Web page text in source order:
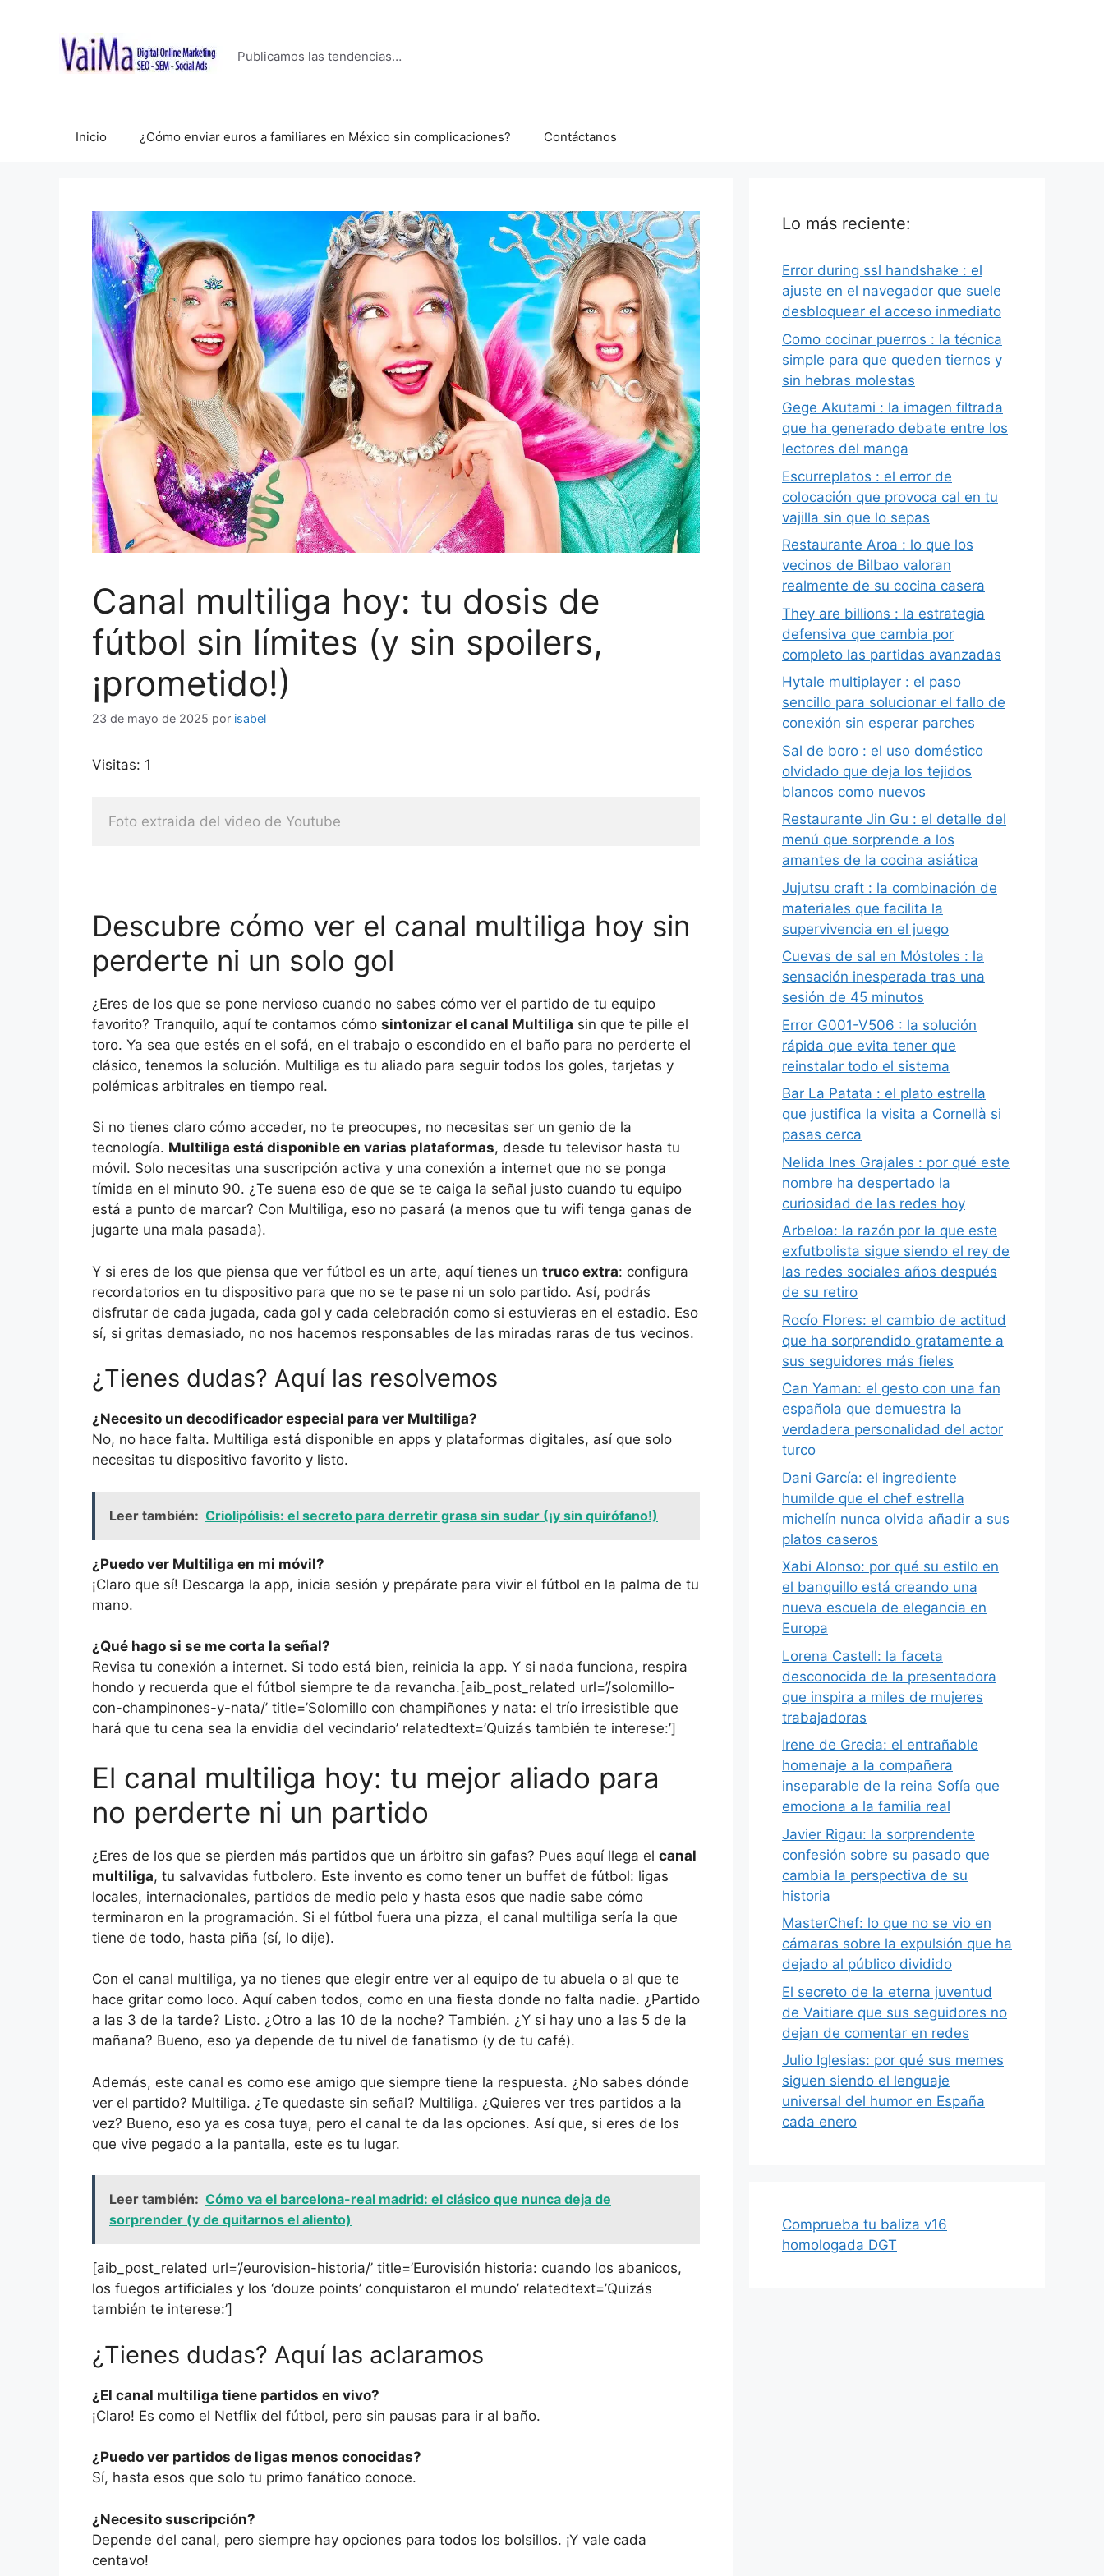
contenido
Publicamos las tendencias…
Inicio ¿Cómo enviar euros a familiares en México sin complicaciones? Contáctanos
Canal multiliga hoy: tu dosis de
fútbol sin límites (y sin spoilers,
¡prometido!)
23 de mayo de 2025 por isabel
Visitas: 1
Foto extraida del video de Youtube
Descubre cómo ver el canal multiliga hoy sin
perderte ni un solo gol
¿Eres de los que se pone nervioso cuando no sabes cómo ver el partido de tu equipo
favorito? Tranquilo, aquí te contamos cómo sintonizar el canal Multiliga sin que te pille el
toro. Ya sea que estés en el sofá, en el trabajo o escondido en el baño para no perderte el
clásico, tenemos la solución. Multiliga es tu aliado para seguir todos los goles, tarjetas y
polémicas arbitrales en tiempo real.
Si no tienes claro cómo acceder, no te preocupes, no necesitas ser un genio de la
tecnología. Multiliga está disponible en varias plataformas, desde tu televisor hasta tu
móvil. Solo necesitas una suscripción activa y una conexión a internet que no se ponga
tímida en el minuto 90. ¿Te suena eso de que se te caiga la señal justo cuando tu equipo
está a punto de marcar? Con Multiliga, eso no pasará (a menos que tu wifi tenga ganas de
jugarte una mala pasada).
Y si eres de los que piensa que ver fútbol es un arte, aquí tienes un truco extra: configura
recordatorios en tu dispositivo para que no se te pase ni un solo partido. Así, podrás
disfrutar de cada jugada, cada gol y cada celebración como si estuvieras en el estadio. Eso
sí, si gritas demasiado, no nos hacemos responsables de las miradas raras de tus vecinos.
¿Tienes dudas? Aquí las resolvemos
¿Necesito un decodificador especial para ver Multiliga?
No, no hace falta. Multiliga está disponible en apps y plataformas digitales, así que solo
necesitas tu dispositivo favorito y listo.
Leer también: Criolipólisis: el secreto para derretir grasa sin sudar (¡y sin quirófano!)
¿Puedo ver Multiliga en mi móvil?
¡Claro que sí! Descarga la app, inicia sesión y prepárate para vivir el fútbol en la palma de tu
mano.
¿Qué hago si se me corta la señal?
Revisa tu conexión a internet. Si todo está bien, reinicia la app. Y si nada funciona, respira
hondo y recuerda que el fútbol siempre te da revancha.[aib_post_related url=’/solomillo-
con-champinones-y-nata/’ title=’Solomillo con champiñones y nata: el trío irresistible que
hará que tu cena sea la envidia del vecindario’ relatedtext=’Quizás también te interese:’]
El canal multiliga hoy: tu mejor aliado para
no perderte ni un partido
¿Eres de los que se pierden más partidos que un árbitro sin gafas? Pues aquí llega el canal
multiliga, tu salvavidas futbolero. Este invento es como tener un buffet de fútbol: ligas
locales, internacionales, partidos de medio pelo y hasta esos que nadie sabe cómo
terminaron en la programación. Si el fútbol fuera una pizza, el canal multiliga sería la que
tiene de todo, hasta piña (sí, lo dije).
Con el canal multiliga, ya no tienes que elegir entre ver al equipo de tu abuela o al que te
hace gritar como loco. Aquí caben todos, como en una fiesta donde no falta nadie. ¿Partido
a las 3 de la tarde? Listo. ¿Otro a las 10 de la noche? También. ¿Y si hay uno a las 5 de la
mañana? Bueno, eso ya depende de tu nivel de fanatismo (y de tu café).
Además, este canal es como ese amigo que siempre tiene la respuesta. ¿No sabes dónde
ver el partido? Multiliga. ¿Te quedaste sin señal? Multiliga. ¿Quieres ver tres partidos a la
vez? Bueno, eso ya es cosa tuya, pero el canal te da las opciones. Así que, si eres de los
que vive pegado a la pantalla, este es tu lugar.
Leer también: Cómo va el barcelona-real madrid: el clásico que nunca deja de
sorprender (y de quitarnos el aliento)
[aib_post_related url=’/eurovision-historia/’ title=’Eurovisión historia: cuando los abanicos,
los fuegos artificiales y los ‘douze points’ conquistaron el mundo’ relatedtext=’Quizás
también te interese:’]
¿Tienes dudas? Aquí las aclaramos
¿El canal multiliga tiene partidos en vivo?
¡Claro! Es como el Netflix del fútbol, pero sin pausas para ir al baño.
¿Puedo ver partidos de ligas menos conocidas?
Sí, hasta esos que solo tu primo fanático conoce.
¿Necesito suscripción?
Depende del canal, pero siempre hay opciones para todos los bolsillos. ¡Y vale cada
centavo!
Lo más reciente:
Error during ssl handshake : el
ajuste en el navegador que suele
desbloquear el acceso inmediato
Como cocinar puerros : la técnica
simple para que queden tiernos y
sin hebras molestas
Gege Akutami : la imagen filtrada
que ha generado debate entre los
lectores del manga
Escurreplatos : el error de
colocación que provoca cal en tu
vajilla sin que lo sepas
Restaurante Aroa : lo que los
vecinos de Bilbao valoran
realmente de su cocina casera
They are billions : la estrategia
defensiva que cambia por
completo las partidas avanzadas
Hytale multiplayer : el paso
sencillo para solucionar el fallo de
conexión sin esperar parches
Sal de boro : el uso doméstico
olvidado que deja los tejidos
blancos como nuevos
Restaurante Jin Gu : el detalle del
menú que sorprende a los
amantes de la cocina asiática
Jujutsu craft : la combinación de
materiales que facilita la
supervivencia en el juego
Cuevas de sal en Móstoles : la
sensación inesperada tras una
sesión de 45 minutos
Error G001-V506 : la solución
rápida que evita tener que
reinstalar todo el sistema
Bar La Patata : el plato estrella
que justifica la visita a Cornellà si
pasas cerca
Nelida Ines Grajales : por qué este
nombre ha despertado la
curiosidad de las redes hoy
Arbeloa: la razón por la que este
exfutbolista sigue siendo el rey de
las redes sociales años después
de su retiro
Rocío Flores: el cambio de actitud
que ha sorprendido gratamente a
sus seguidores más fieles
Can Yaman: el gesto con una fan
española que demuestra la
verdadera personalidad del actor
turco
Dani García: el ingrediente
humilde que el chef estrella
michelín nunca olvida añadir a sus
platos caseros
Xabi Alonso: por qué su estilo en
el banquillo está creando una
nueva escuela de elegancia en
Europa
Lorena Castell: la faceta
desconocida de la presentadora
que inspira a miles de mujeres
trabajadoras
Irene de Grecia: el entrañable
homenaje a la compañera
inseparable de la reina Sofía que
emociona a la familia real
Javier Rigau: la sorprendente
confesión sobre su pasado que
cambia la perspectiva de su
historia
MasterChef: lo que no se vio en
cámaras sobre la expulsión que ha
dejado al público dividido
El secreto de la eterna juventud
de Vaitiare que sus seguidores no
dejan de comentar en redes
Julio Iglesias: por qué sus memes
siguen siendo el lenguaje
universal del humor en España
cada enero
Comprueba tu baliza v16
homologada DGT